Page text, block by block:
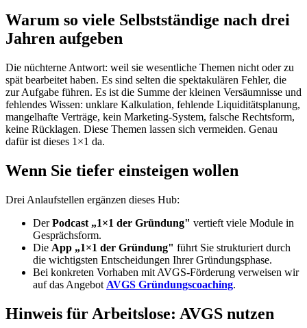
Warum so viele Selbstständige nach drei
Jahren aufgeben
Die nüchterne Antwort: weil sie wesentliche Themen nicht oder zu
spät bearbeitet haben. Es sind selten die spektakulären Fehler, die
zur Aufgabe führen. Es ist die Summe der kleinen Versäumnisse und
fehlendes Wissen: unklare Kalkulation, fehlende Liquiditätsplanung,
mangelhafte Verträge, kein Marketing-System, falsche Rechtsform,
keine Rücklagen. Diese Themen lassen sich vermeiden. Genau
dafür ist dieses 1×1 da.
Wenn Sie tiefer einsteigen wollen
Drei Anlaufstellen ergänzen dieses Hub:
DerPodcast „1×1 der Gründung" vertieft viele Module in
Gesprächsform.
Die App „1×1 der Gründung" führt Sie strukturiert durch
die wichtigsten Entscheidungen Ihrer Gründungsphase.
Bei konkreten Vorhaben mit AVGS-Förderung verweisen wir
auf das Angebot AVGS Gründungscoaching.
Hinweis für Arbeitslose: AVGS nutzen